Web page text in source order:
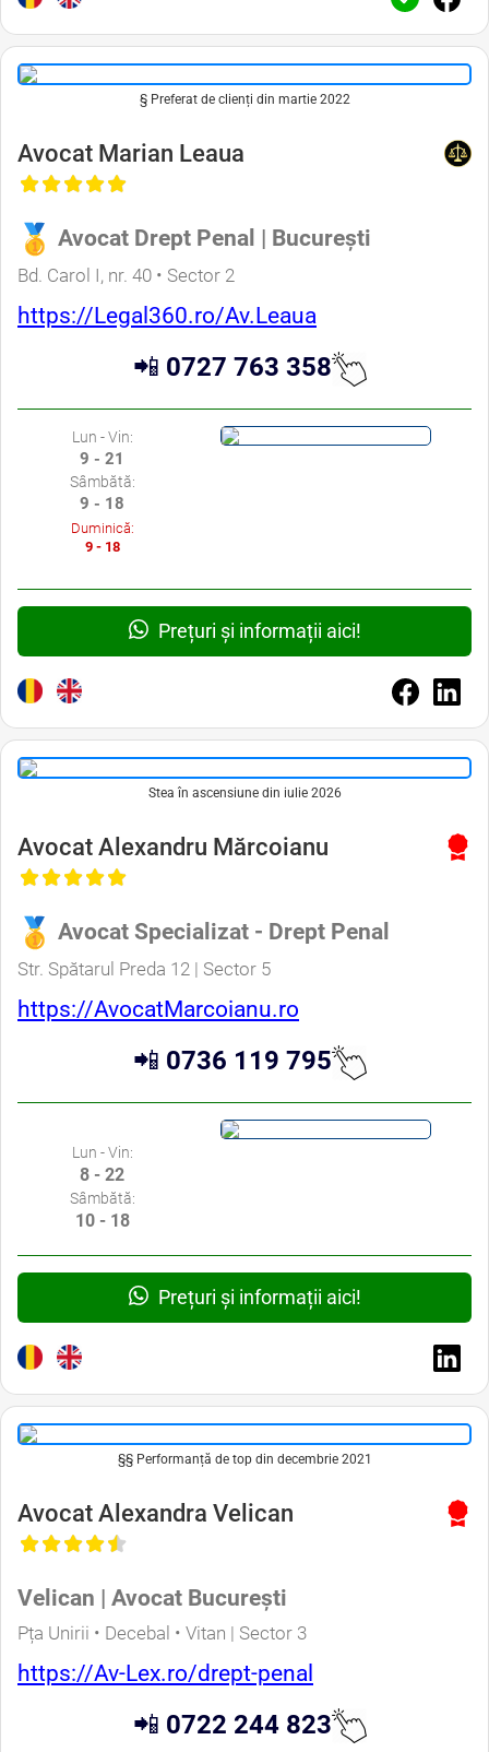
§ Preferat de clienți din martie 2022
Avocat Marian Leaua
Avocat Drept Penal | București
Bd. Carol I, nr. 40 • Sector 2
https://Legal360.ro/Av.Leaua
📲 0727 763 358
Lun - Vin:
9 - 21
Sâmbătă:
9 - 18
Duminică:
9 - 18
Prețuri și informații aici!
Stea în ascensiune din iulie 2026
Avocat Alexandru Mărcoianu
Avocat Specializat - Drept Penal
Str. Spătarul Preda 12 | Sector 5
https://AvocatMarcoianu.ro
📲 0736 119 795
Lun - Vin:
8 - 22
Sâmbătă:
10 - 18
Prețuri și informații aici!
§§ Performanță de top din decembrie 2021
Avocat Alexandra Velican
Velican | Avocat București
Pța Unirii • Decebal • Vitan | Sector 3
https://Av-Lex.ro/drept-penal
📲 0722 244 823